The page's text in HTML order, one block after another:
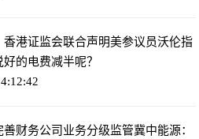
港证监会联合声明美参议员沃伦指
的电费减半呢？
财务公司业务分级监管冀中能源：